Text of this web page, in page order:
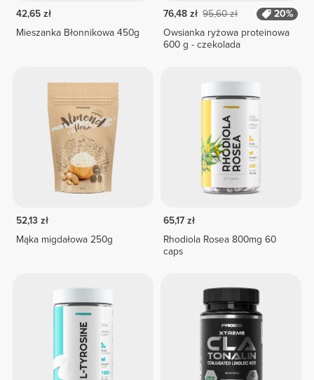
42,65 zł
Mieszanka Błonnikowa 450g
76,48 zł 95,60 zł
20%
Owsianka ryżowa proteinowa
600 g - czekolada
52,13 zł
Mąka migdałowa 250g
65,17 zł
Rhodiola Rosea 800mg 60
caps